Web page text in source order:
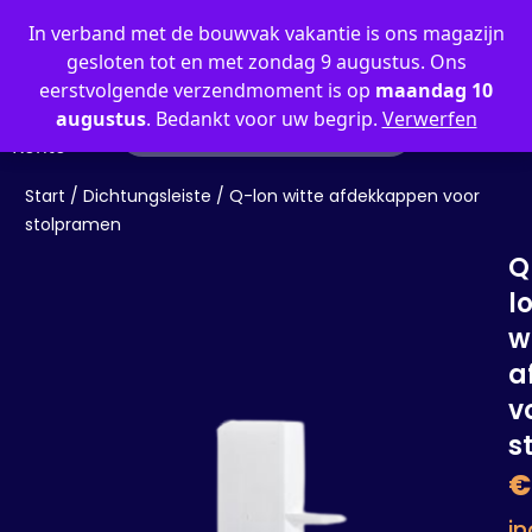
In verband met de bouwvak vakantie is ons magazijn
gesloten tot en met zondag 9 augustus. Ons
eerstvolgende verzendmoment is op maandag 10
augustus. Bedankt voor uw begrip. Verwerfen
Mein
Konto
Start / Dichtungsleiste / Q-lon witte afdekkappen voor
stolpramen
€